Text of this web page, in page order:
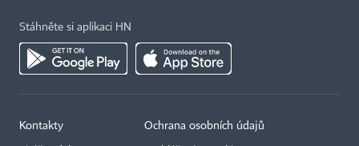
Stáhněte si aplikaci HN
Kontakty Ochrana osobních údajů